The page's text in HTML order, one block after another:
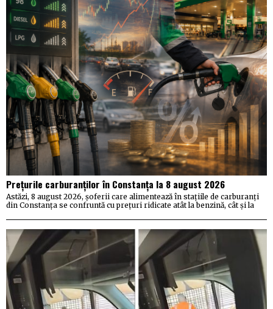
Prețurile carburanților în Constanța la 8 august 2026
Astăzi, 8 august 2026, șoferii care alimentează în stațiile de carburanți
din Constanța se confruntă cu prețuri ridicate atât la benzină, cât și la